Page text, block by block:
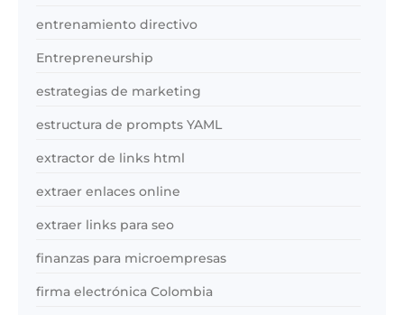
entrenamiento directivo
Entrepreneurship
estrategias de marketing
estructura de prompts YAML
extractor de links html
extraer enlaces online
extraer links para seo
finanzas para microempresas
firma electrónica Colombia